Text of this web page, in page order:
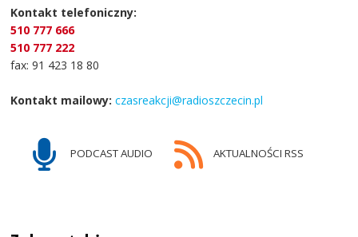
Kontakt telefoniczny:
510 777 666
510 777 222
fax: 91 423 18 80
Kontakt mailowy: czasreakcji@radioszczecin.pl
PODCAST AUDIO AKTUALNOŚCI RSS